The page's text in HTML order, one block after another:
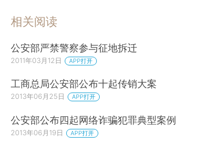
相关阅读
公安部严禁警察参与征地拆迁
2011年03月12日 APP打开
工商总局公安部公布十起传销大案
2013年06月25日 APP打开
公安部公布四起网络诈骗犯罪典型案例
2013年06月19日 APP打开